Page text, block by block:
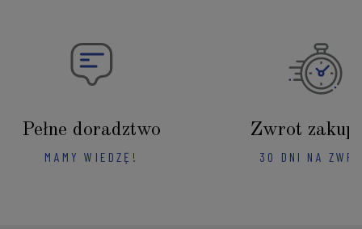
Pełne doradztwo
MAMY WIEDZĘ!
Zwrot
30 DNI NA